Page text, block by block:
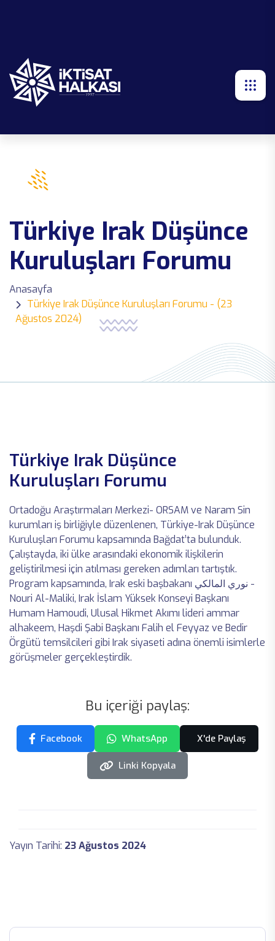
Türkiye Irak Düşünce
Kuruluşları Forumu
Anasayfa
Türkiye Irak Düşünce Kuruluşları Forumu - (23
Ağustos 2024)
Türkiye Irak Düşünce
Kuruluşları Forumu
Ortadoğu Araştırmaları Merkezi- ORSAM ve Naram Sin
kurumları iş birliğiyle düzenlenen, Türkiye-Irak Düşünce
Kuruluşları Forumu kapsamında Bağdat’ta bulunduk.
Çalıştayda, iki ülke arasındaki ekonomik ilişkilerin
geliştirilmesi için atılması gereken adımları tartıştık.
Program kapsamında, Irak eski başbakanı نوري المالكي -
Nouri Al-Maliki, Irak İslam Yüksek Konseyi Başkanı
Humam Hamoudi, Ulusal Hikmet Akımı lideri ammar
alhakeem, Haşdi Şabi Başkanı Falih el Feyyaz ve Bedir
Örgütü temsilcileri gibi Irak siyaseti adına önemli isimlerle
görüşmeler gerçekleştirdik.
Bu içeriği paylaş:
Facebook WhatsApp X'de Paylaş
Linki Kopyala
Yayın Tarihi: 23 Ağustos 2024